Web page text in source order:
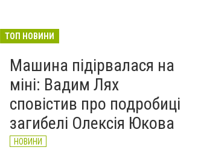
НОВИНИ
ТОП НОВИНИ
Машина підірвалася на
міні: Вадим Лях
сповістив про подробиці
загибелі Олексія Юкова
НОВИНИ